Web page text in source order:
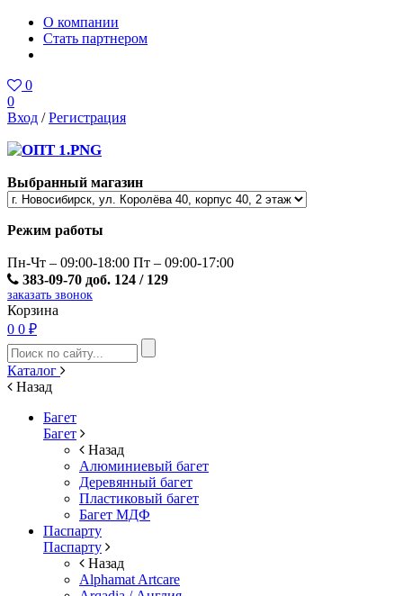
О компании
Стать партнером
0
0
Вход /Регистрация
Выбранный магазин
Режим работы
Пн-Чт – 09:00-18:00 Пт – 09:00-17:00
383-09-70 доб. 124 / 129
заказать звонок
Корзина
0 0 ₽
Каталог
Назад
Багет
Багет
Назад
Алюминиевый багет
Деревянный багет
Пластиковый багет
Багет МДФ
Паспарту
Паспарту
Назад
Alphamat Artcare